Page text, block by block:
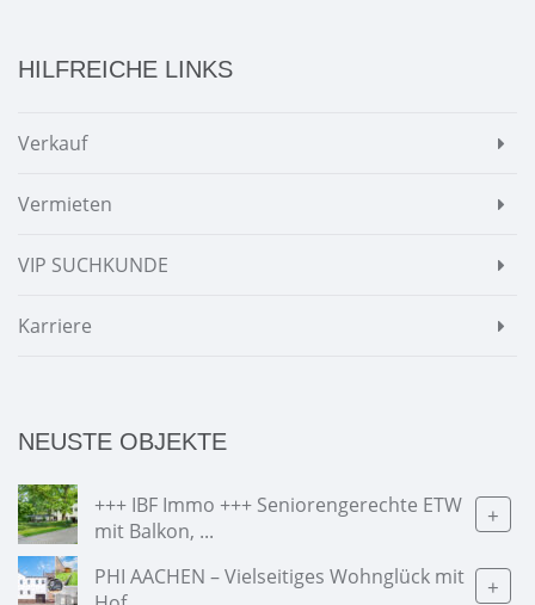
HILFREICHE LINKS
Verkauf
Vermieten
VIP SUCHKUNDE
Karriere
NEUSTE OBJEKTE
+++ IBF Immo +++ Seniorengerechte ETW
mit Balkon, ...
+
PHI AACHEN – Vielseitiges Wohnglück mit
+